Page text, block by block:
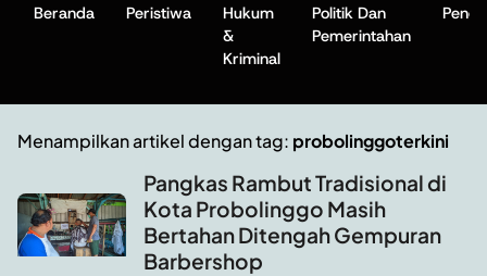
Beranda Peristiwa
Hukum
&
Kriminal
Politik Dan
Pemerintahan
Menampilkan artikel dengan tag: probolinggoterkini
Pangkas Rambut Tradisional di
Kota Probolinggo Masih
Bertahan Ditengah Gempuran
Barbershop